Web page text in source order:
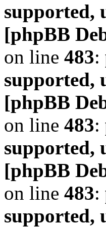
supported,
[phpBB
on line 483:
supported,
[phpBB
on line 483:
supported,
[phpBB
on line 483:
supported,